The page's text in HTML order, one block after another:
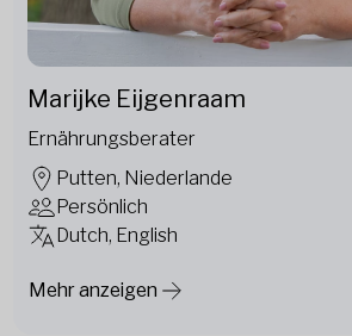
Marijke Eijgenraam
Ernährungsberater
Putten, Niederlande
Persönlich
Dutch, English
Mehr anzeigen